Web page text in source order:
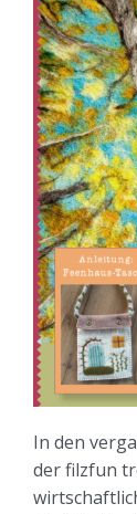
In den
der filzfun